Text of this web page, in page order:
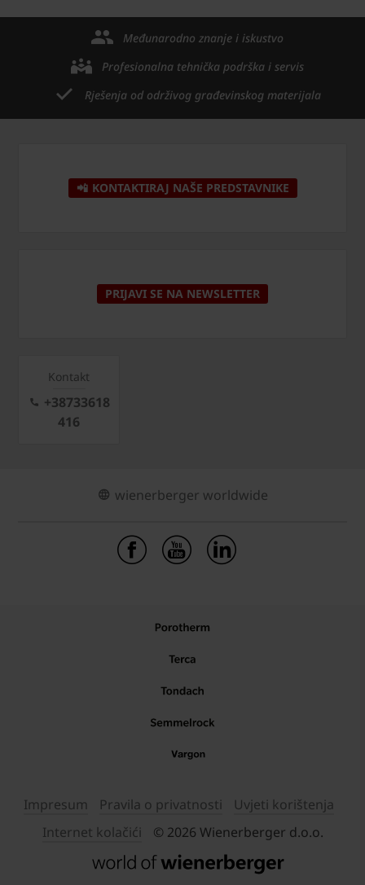
Međunarodno znanje i iskustvo
Profesionalna tehnička podrška i servis
Rješenja od održivog građevinskog materijala
📲 KONTAKTIRAJ NAŠE PREDSTAVNIKE
PRIJAVI SE NA NEWSLETTER
Kontakt
+38733618
416
wienerberger worldwide
Impresum Pravila o privatnosti
Uvjeti korištenja
Internet kolačići
© 2026 Wienerberger d.o.o.